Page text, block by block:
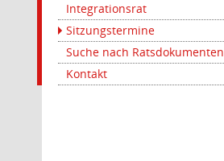
Integrationsrat
Sitzungstermine
Suche nach Ratsdokumenten
Kontakt